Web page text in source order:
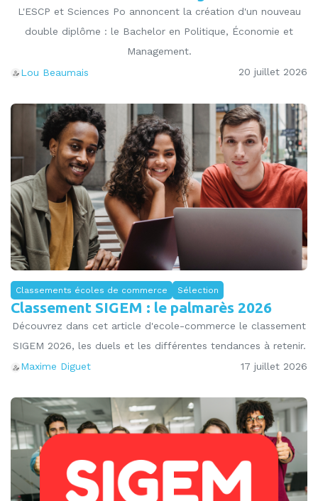
L'ESCP et Sciences Po annoncent la création d'un nouveau
double diplôme : le Bachelor en Politique, Économie et
Management.
Lou Beaumais
20 juillet 2026
Classements écoles de commerce Sélection
Classement SIGEM : le palmarès 2026
Découvrez dans cet article d'ecole-commerce le classement
SIGEM 2026, les duels et les différentes tendances à retenir.
Maxime Diguet
17 juillet 2026